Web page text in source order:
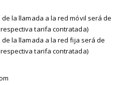
de la llamada a la red móvil será de
tarifa contratada)
de la llamada a la red fija será de
tarifa contratada)